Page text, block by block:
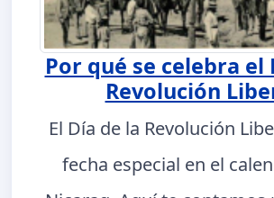
Por qué se celebra el
Revolución
El Día de la Revolución
fecha especial en el